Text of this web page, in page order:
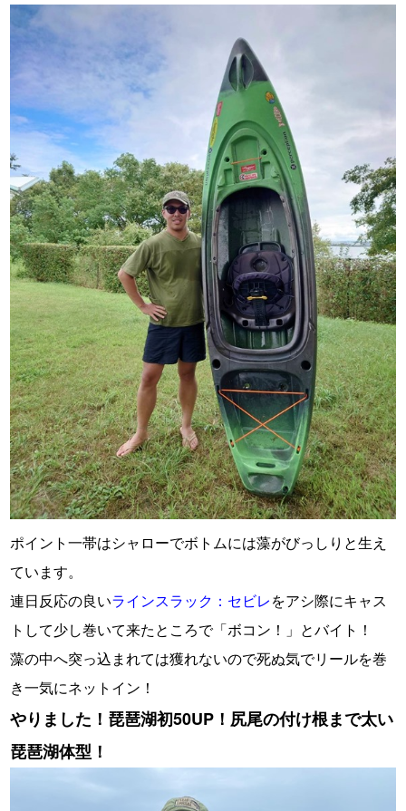
ポイント一帯はシャローでボトムには藻がびっしりと生え
ています。
連日反応の良いラインスラック：セビレをアシ際にキャス
トして少し巻いて来たところで「ボコン！」とバイト！
藻の中へ突っ込まれては獲れないので死ぬ気でリールを巻
き一気にネットイン！
やりました！琵琶湖初50UP！尻尾の付け根まで太い
琵琶湖体型！